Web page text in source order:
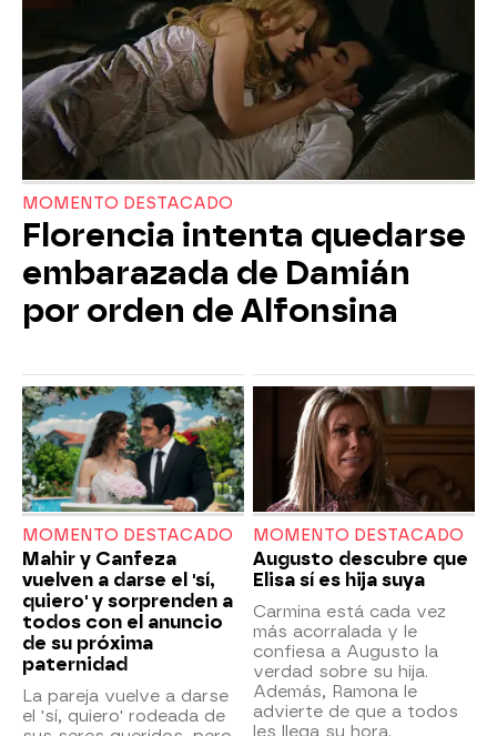
MOMENTO DESTACADO
Florencia intenta quedarse
embarazada de Damián
por orden de Alfonsina
MOMENTO DESTACADO
Mahir y Canfeza
vuelven a darse el 'sí,
quiero' y sorprenden a
todos con el anuncio
de su próxima
paternidad
La pareja vuelve a darse
el 'sí, quiero' rodeada de
MOMENTO DESTACADO
Augusto descubre que
Elisa sí es hija suya
Carmina está cada vez
más acorralada y le
confiesa a Augusto la
verdad sobre su hija.
Además, Ramona le
advierte de que a todos
les llega su hora.